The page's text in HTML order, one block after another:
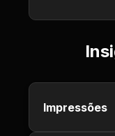
Impressões